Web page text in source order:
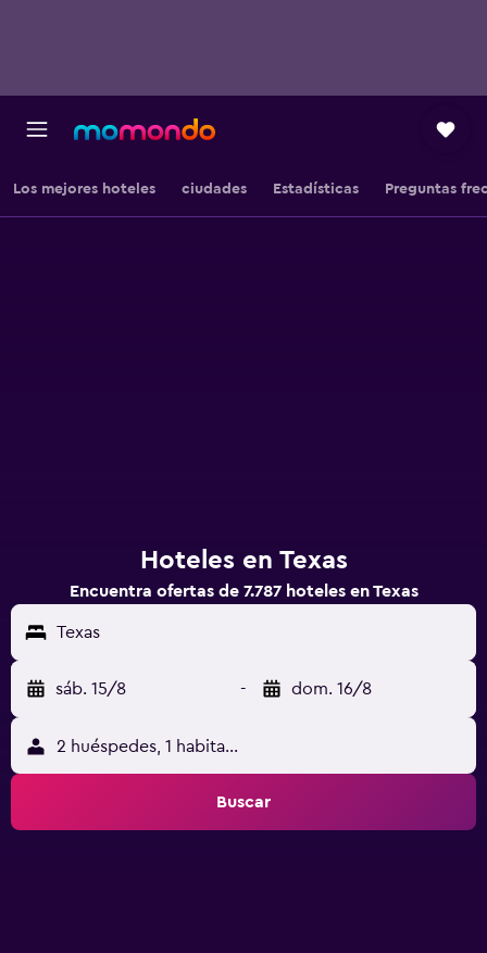
Los mejores hoteles ciudades Estadísticas Preguntas
Hoteles en Texas
Encuentra ofertas de 7.787 hoteles en Texas
Texas
sáb. 15/8 - dom. 16/8
2 huéspedes, 1 habitación
Buscar